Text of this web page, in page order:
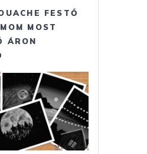
FESTŐ
MOST
ÁRON